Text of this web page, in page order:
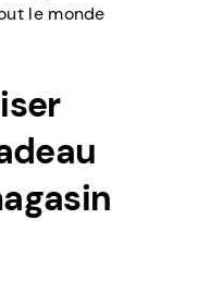
le monde